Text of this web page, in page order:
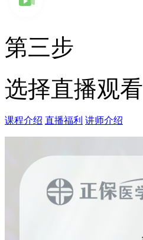
第三步
选择直播观看
课程介绍 直播福利 讲师介绍